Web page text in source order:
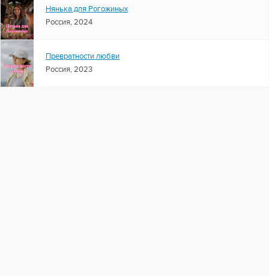
Нянька для Рогожиных
Россия, 2024
Превратности любви
Россия, 2023